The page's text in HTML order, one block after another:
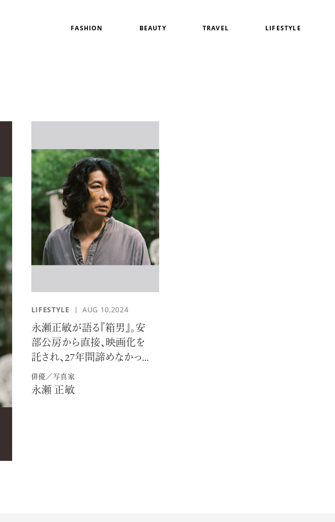
FASHION BEAUTY TRAVEL LIFESTYLE
ンテリア 美白
LIFE
#ART
LIFESTYLE AUG 10,2024
永瀬正敏が語る『箱男』。安
部公房から直接、映画化を
託され、27年間諦めなかっ
た石井岳龍監督と形に。前
編
俳優／写真家
永瀬 正敏